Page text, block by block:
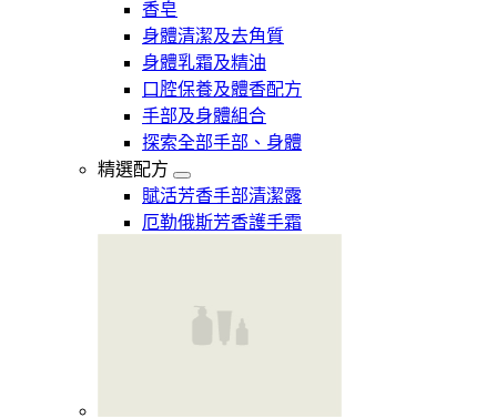
香皂
身體清潔及去角質
身體乳霜及精油
口腔保養及體香配方
手部及身體組合
探索全部手部、身體
精選配方
賦活芳香手部清潔露
厄勒俄斯芳香護手霜